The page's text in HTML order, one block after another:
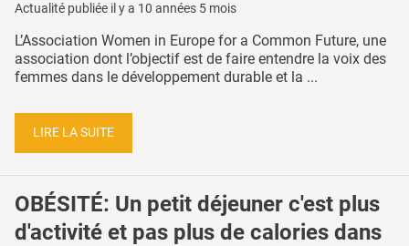
Actualité publiée il y a 10 années 5 mois
L’Association Women in Europe for a Common Future, une
association dont l’objectif est de faire entendre la voix des
femmes dans le développement durable et la ...
LIRE LA SUITE
OBÉSITÉ: Un petit déjeuner c'est plus
d'activité et pas plus de calories dans